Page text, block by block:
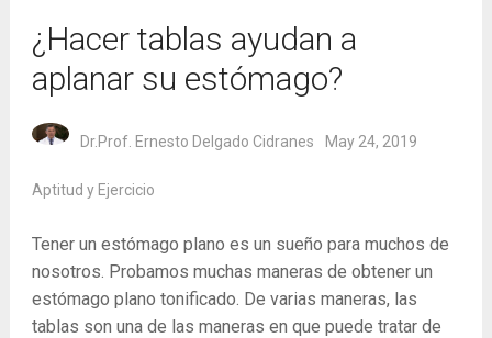
¿Hacer tablas ayudan a
aplanar su estómago?
Dr.Prof. Ernesto Delgado Cidranes May 24, 2019
Aptitud y Ejercicio
Tener un estómago plano es un sueño para muchos de
nosotros. Probamos muchas maneras de obtener un
estómago plano tonificado. De varias maneras, las
tablas son una de las maneras en que puede tratar de